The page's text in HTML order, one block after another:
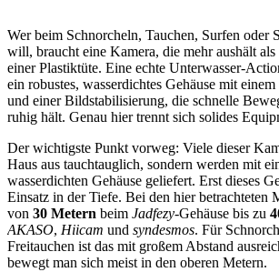
Wer beim Schnorcheln, Tauchen, Surfen oder
will, braucht eine Kamera, die mehr aushält
einer Plastiktüte. Eine echte Unterwasser-
ein robustes, wasserdichtes Gehäuse mit
und einer Bildstabilisierung, die schnelle
ruhig hält. Genau hier trennt sich solides
Der wichtigste Punkt vorweg: Viele dieser
Haus aus tauchtauglich, sondern werden mit
wasserdichten Gehäuse geliefert. Erst dieses
Einsatz in der Tiefe. Bei den hier betrachteten
von 30 Metern beim Jadfezy-Gehäuse bis zu
AKASO, Hiicam und syndesmos. Für
Freitauchen ist das mit großem Abstand
bewegt man sich meist in den oberen Metern.